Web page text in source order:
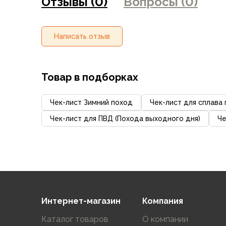
Аксессуары для обуви
Шнурки, стельки
Сушилки для обуви
Женская обувь
Кроссовки
Сапоги
Гамаши, бахилы
Ледоступы
Варежки и перчатки
Написать отзыв
Товар в подборках
Чек-лист Зимний поход
Чек-лист для сплава
Чек-лист для ПВД (Похода выходного дня)
Интернет-магазин
Каталог товаров
Компания
О компании